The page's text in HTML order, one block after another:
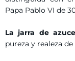
Papa Pablo VI de
La jarra de
pureza y realeza